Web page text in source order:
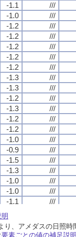
-1.1 ///
-1.0 ///
-1.2 ///
-1.2 ///
-1.2 ///
-1.2 ///
-1.2 ///
-1.3 ///
-1.3 ///
-1.2 ///
-1.3 ///
-1.2 ///
-1.2 ///
-1.0 ///
-0.9 ///
-1.5 ///
-1.3 ///
-1.0 ///
-1.0 ///
-1.1 ///
-0.7
-1.1 ///
-1.3 ///
-1.1 ///
-1.0 ///
-1.2 ///
-1.2 ///
-1.2 ///
-1.2 ///
-1.2 ///
-1.3 ///
-1.3 ///
-1.2 ///
-1.3 ///
-1.2 ///
-1.2 ///
-1.0 ///
-0.9 ///
-1.5 ///
-1.3 ///
-1.0 ///
-1.0 ///
-1.1 ///
-0.7
-1.1 ///
-1.3 ///
-1.1 ///
-1.0 ///
-1.2 ///
-1.2 ///
-1.2 ///
-1.2 ///
-1.2 ///
-1.3 ///
-1.3 ///
-1.2 ///
-1.3 ///
-1.2 ///
-1.2 ///
-1.0 ///
-0.9 ///
-1.5 ///
-1.3 ///
-1.0 ///
-1.0 ///
-1.1 ///
-0.7
-1.1 ///
-1.3 ///
-1.1 ///
-1.0 ///
-1.2 ///
-1.2 ///
-1.2 ///
-1.2 ///
-1.2 ///
-1.3 ///
-1.3 ///
-1.2 ///
-1.3 ///
-1.2 ///
-1.2 ///
-1.0 ///
-0.9 ///
-1.5 ///
-1.3 ///
-1.0 ///
-1.0 ///
-1.1 ///
-0.7
-1.1 ///
-1.3 ///
り、アメダスの日照
要素ごとの値の補足説明